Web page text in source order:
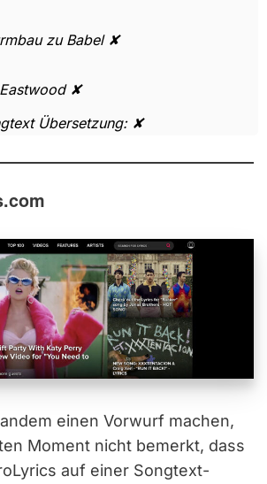
zu Babel ✘
✘
Übersetzung: ✘
einen Vorwurf machen,
Moment nicht bemerkt, dass
auf einer Songtext-